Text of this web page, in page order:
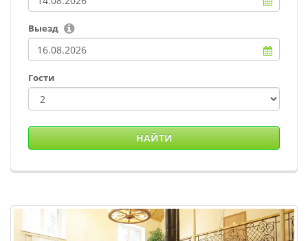
Выезд
Гости
НАЙТИ